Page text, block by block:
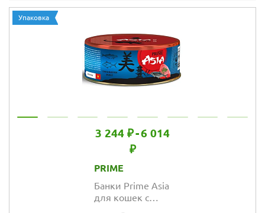
Упаковка
3 244 ₽-6 014
₽
PRIME
Банки Prime Asia
для кошек с